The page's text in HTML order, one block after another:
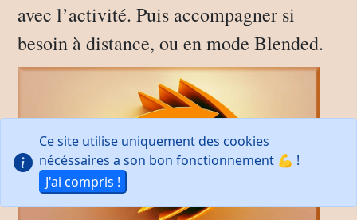
avec l’activité. Puis accompagner si
besoin à distance, ou en mode Blended.
Ce site utilise uniquement des cookies
nécéssaires a son bon fonctionnement 💪 !
J'ai compris !